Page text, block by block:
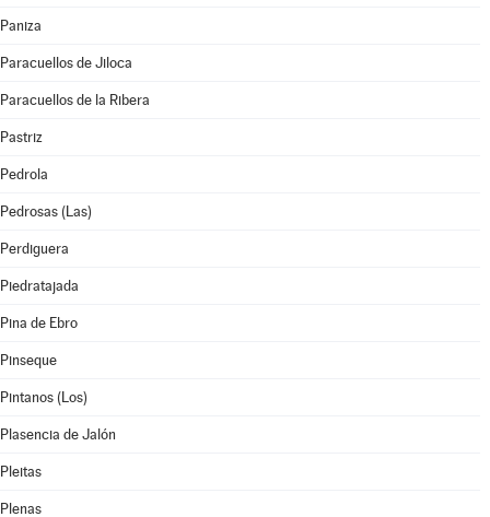
Paniza
Paracuellos de Jiloca
Paracuellos de la Ribera
Pastriz
Pedrola
Pedrosas (Las)
Perdiguera
Piedratajada
Pina de Ebro
Pinseque
Pintanos (Los)
Plasencia de Jalón
Pleitas
Plenas